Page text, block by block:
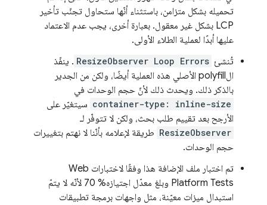
تحميله بشكل متزامن، باستثناء أنّها ستحاول تجنّب تأخير
LCP بشكل غير معقول. بعبارة أخرى، يجب عدم الاعتماد
عليها أبدًا لعملية الطلاء الأولى.
تُنشئ ResizeObserver Loop Errors . ينفّذ
الpolyfill الأصلي هذه العملية أيضًا، ولكن من الجدير
بالذكر ذلك. ويحدث ذلك لأنّ حجم الوحدات في
container-type: inline-size سيتغيّر على
الأرجح بعد تقييم طلب بحث، ولكن لا تتوفّر لـ
ResizeObserver طريقة لإعلامه بأنّنا لا نهتم بتغييرات
حجم الوحدات.
تم اختبار ملف الإضافة هذا وفقًا لاختبارات Web
Platform Tests وبلغ معدّل اجتيازه% 70 لأنّه لا يتمّ
استبدال ميزات معيّنة، مثل واجهات برمجة تطبيقات